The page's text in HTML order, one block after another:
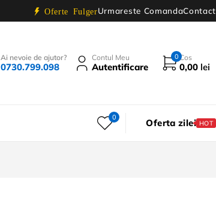
Oferte FulgerUrmareste ComandaContact
Ai nevoie de ajutor?
0730.799.098
Contul Meu
Autentificare
0 Cos
0,00 lei
0 Oferta zilei HOT